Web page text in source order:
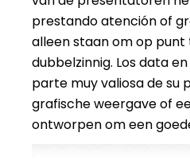
prestando atención of
alleen staan om op
dubbelzinnig. Los data
parte muy valiosa de su
grafische weergave of
ontworpen om een